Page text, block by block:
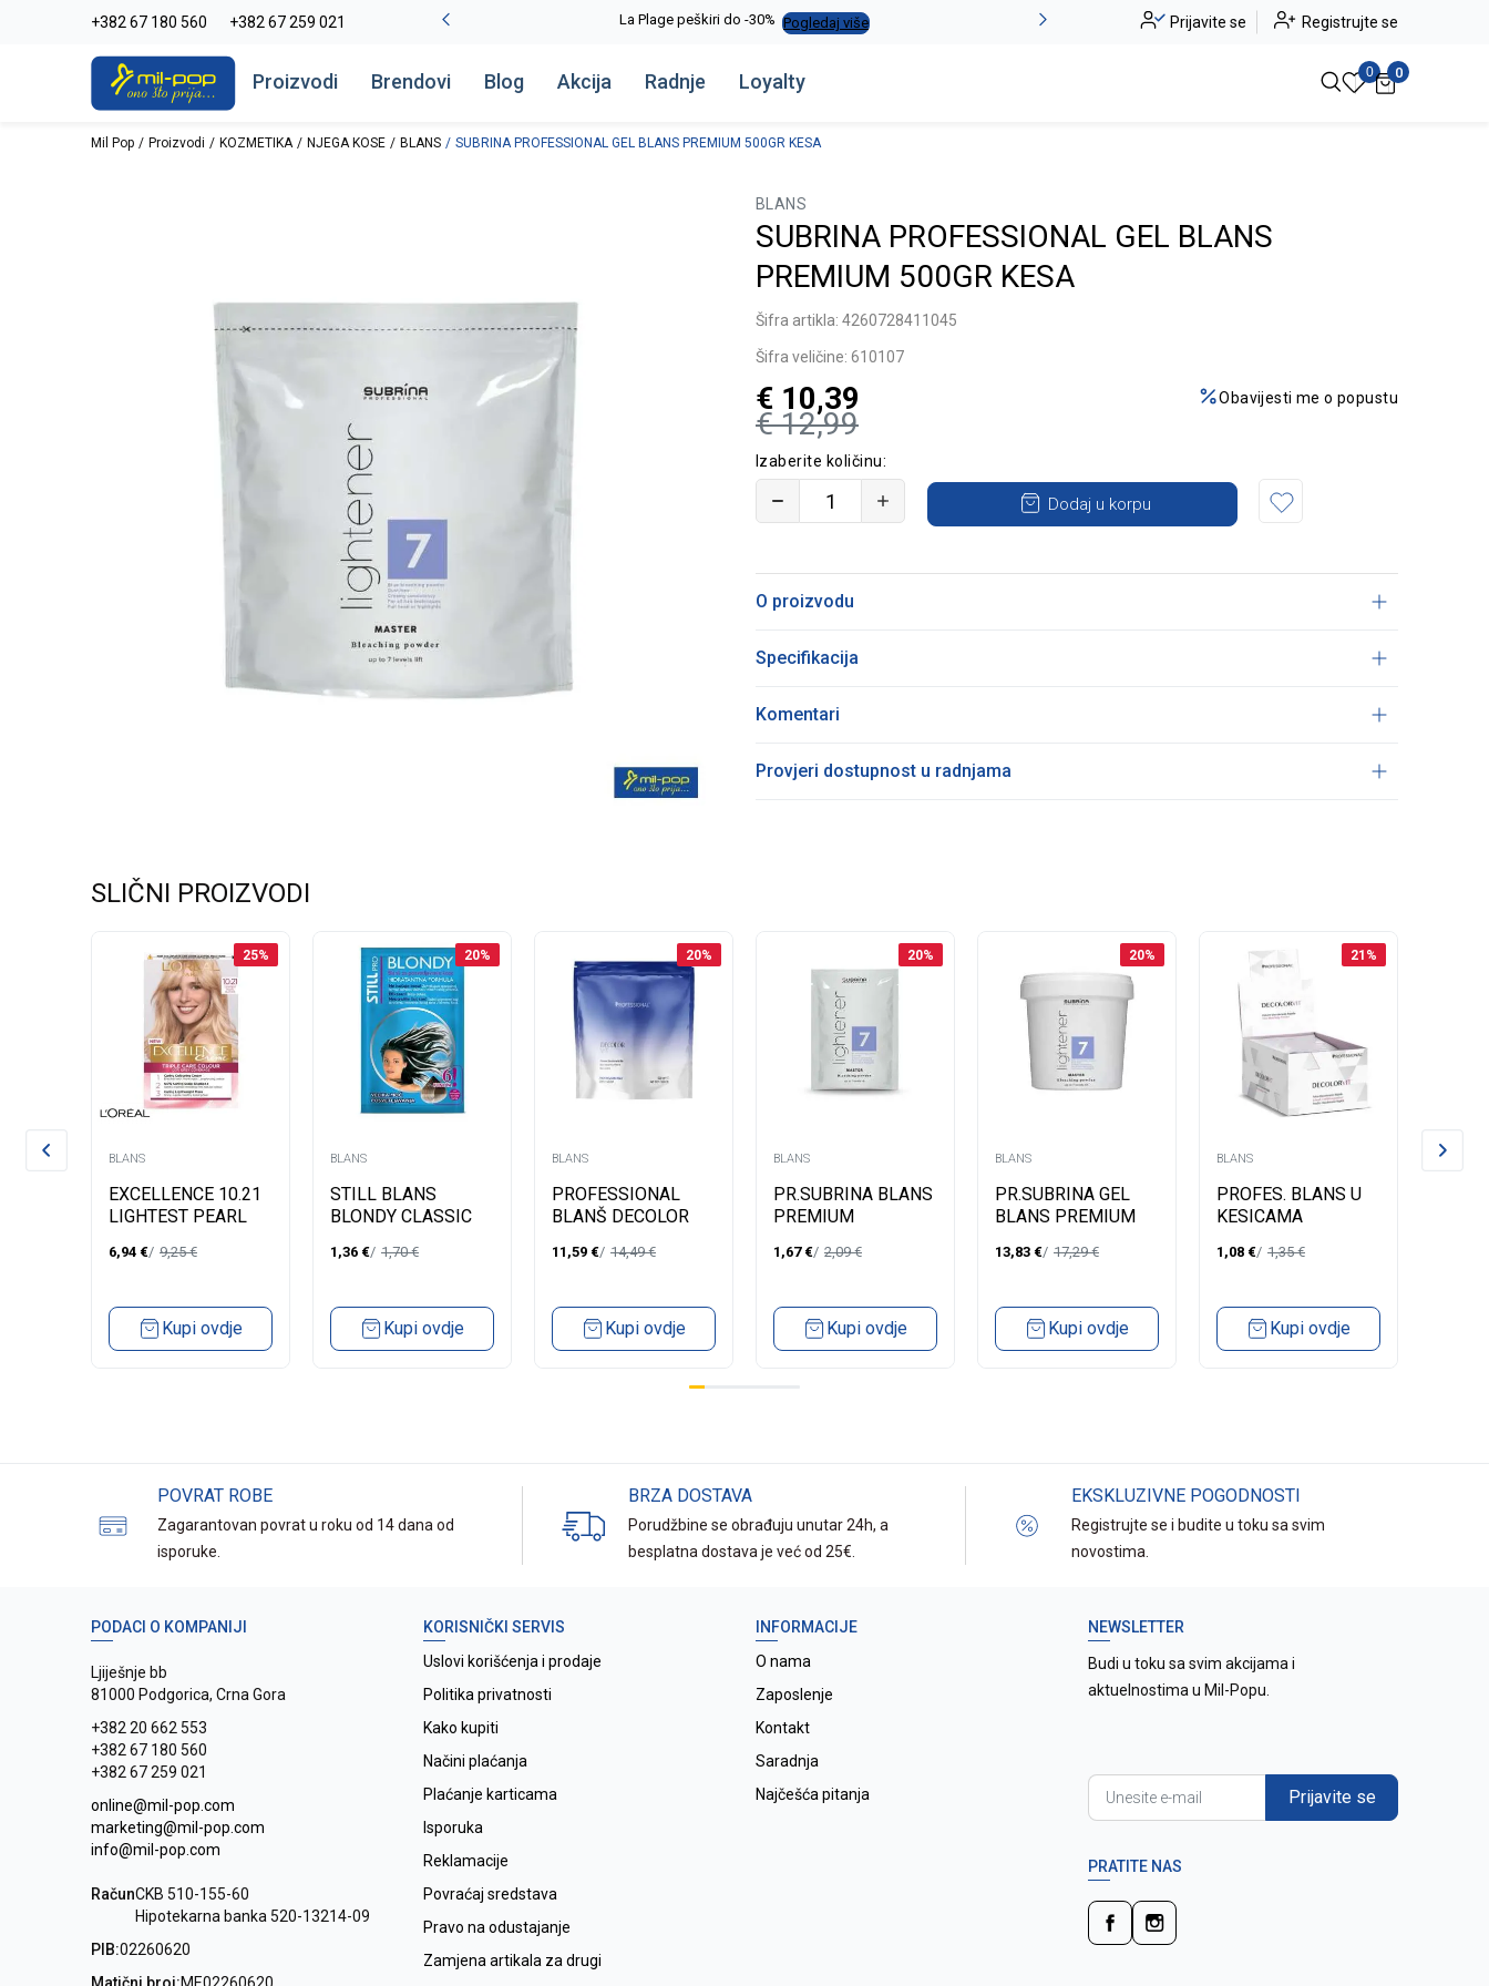
+382 67 180 560 +382 67 259 021
-20% na kompletan asortiman Pogledaj više La Plage peškiri do -30% Pogledaj više Alma Ras do -50% Pogledaj više
Prijavite se Registrujte se
Proizvodi Brendovi Blog Akcija Radnje Loyalty 0 0
Mil Pop Proizvodi KOZMETIKA NJEGA KOSE BLANS SUBRINA PROFESSIONAL GEL BLANS PREMIUM 500GR KESA
BLANS
SUBRINA PROFESSIONAL GEL BLANS
PREMIUM 500GR KESA
Šifra artikla: 4260728411045
Šifra veličine: 610107
€ 12,99
€ 10,39 Obavijesti me o popustu
Izaberite količinu:
Dodaj u korpu
O proizvodu
Specifikacija
Komentari
Provjeri dostupnost u radnjama
SLIČNI PROIZVODI
25%
BLANS
EXCELLENCE 10.21
LIGHTEST PEARL
6,94 € 9,25€
Kupi ovdje
20%
BLANS
STILL BLANS
BLONDY CLASSIC
1,36 € 1,70€
Kupi ovdje
20%
BLANS
PROFESSIONAL
BLANŠ DECOLOR
500ML
11,59 € 14,49€
Kupi ovdje
20%
BLANS
PR.SUBRINA BLANS
PREMIUM
1,67 € 2,09€
Kupi ovdje
20%
BLANS
PR.SUBRINA GEL
BLANS PREMIUM
13,83 € 17,29€
Kupi ovdje
21 %
BLANS
PROFES. BLANS U
KESICAMA
1,08 € 1,35€
Kupi ovdje
BLANS
POVRAT ROBE
Zagarantovan povrat u roku od 14 dana od
isporuke.
BRZA DOSTAVA
Porudžbine se obrađuju unutar 24h, a
besplatna dostava je već od 25€.
EKSKLUZIVNE POGODNOSTI
Registrujte se i budite u toku sa svim
novostima.
PODACI O KOMPANIJI
Ljiješnje bb
81000 Podgorica, Crna Gora
+382 20 662 553
+382 67 180 560
+382 67 259 021
online@mil-pop.com
marketing@mil-pop.com
info@mil-pop.com
RačunCKB 510-155-60
Hipotekarna banka 520-13214-09
PIB:02260620
KORISNIČKI SERVIS
Uslovi korišćenja i prodaje
Politika privatnosti
Kako kupiti
Načini plaćanja
Plaćanje karticama
Isporuka
Reklamacije
Povraćaj sredstava
Pravo na odustajanje
Zamjena artikala za drugi
INFORMACIJE
O nama
Zaposlenje
Kontakt
Saradnja
Najčešća pitanja
NEWSLETTER
Budi u toku sa svim akcijama i
aktuelnostima u Mil-Popu.
Prijavite se
PRATITE NAS